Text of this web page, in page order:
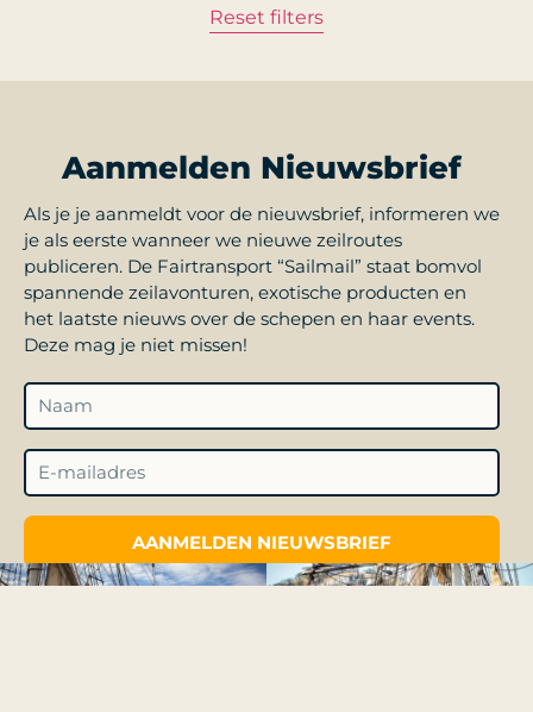
Reset filters
Aanmelden Nieuwsbrief
Als je je aanmeldt voor de nieuwsbrief, informeren we
je als eerste wanneer we nieuwe zeilroutes
publiceren. De Fairtransport “Sailmail” staat bomvol
spannende zeilavonturen, exotische producten en
het laatste nieuws over de schepen en haar events.
Deze mag je niet missen!
AANMELDEN NIEUWSBRIEF